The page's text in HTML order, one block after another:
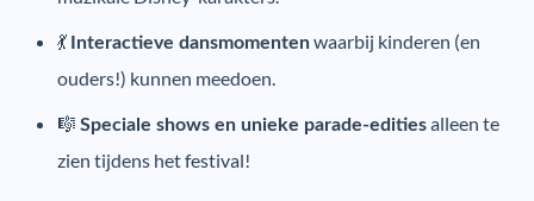
💃 Interactieve dansmomentenwaarbij kinderen (en
ouders!) kunnen meedoen.
🎼 Speciale shows en unieke parade-editiesalleen te
zien tijdens het festival!